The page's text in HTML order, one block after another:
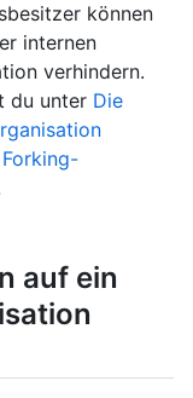
können
internen
verhindern.
du unter Die
auf ein